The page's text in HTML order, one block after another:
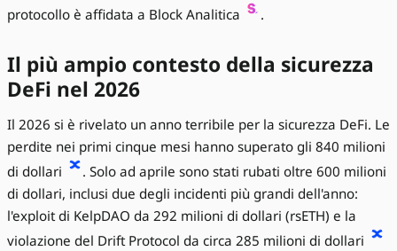
protocollo è affidata a Block Analitica
.
Il più ampio contesto della sicurezza
DeFi nel 2026
Il 2026 si è rivelato un anno terribile per la sicurezza DeFi. Le
perdite nei primi cinque mesi hanno superato gli 840 milioni
di dollari
. Solo ad aprile sono stati rubati oltre 600 milioni
di dollari, inclusi due degli incidenti più grandi dell'anno:
l'exploit di KelpDAO da 292 milioni di dollari (rsETH) e la
violazione del Drift Protocol da circa 285 milioni di dollari